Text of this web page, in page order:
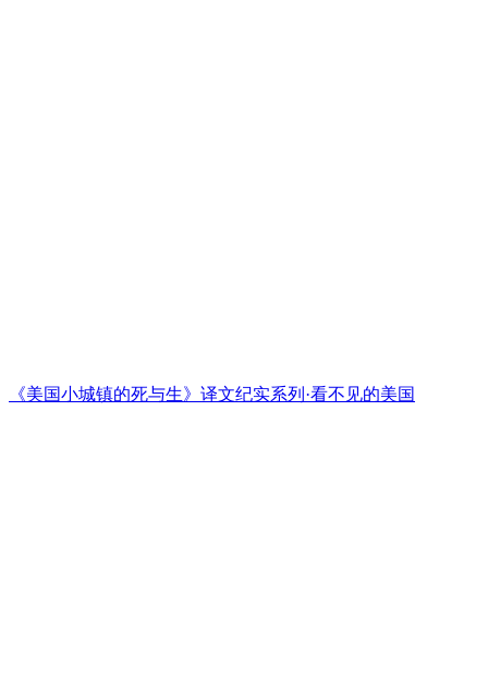
《美国小城镇的死与生》译文纪实系列·看不见的美国